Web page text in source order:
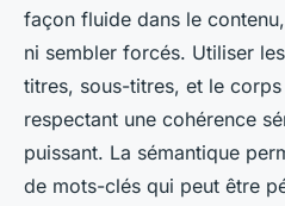
façon fluide dans le
ni sembler forcés. Utiliser
titres, sous-titres, et le
respectant une cohérence
puissant. La sémantique
de mots-clés qui peut être